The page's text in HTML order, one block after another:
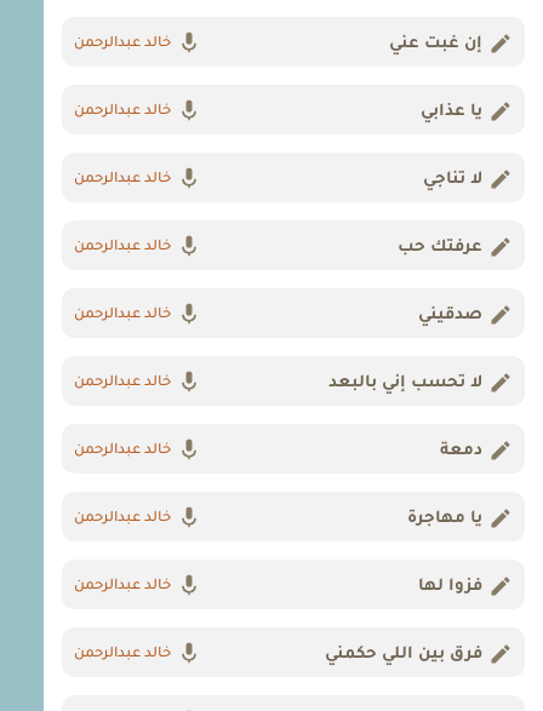
إن غبت عني خالد عبدالرحمن
يا عذابي خالد عبدالرحمن
لا تناجي خالد عبدالرحمن
عرفتك حب خالد عبدالرحمن
صدقيني خالد عبدالرحمن
لا تحسب إني بالبعد خالد عبدالرحمن
دمعة خالد عبدالرحمن
يا مهاجرة خالد عبدالرحمن
فزوا لها خالد عبدالرحمن
فرق بين اللي حكمني خالد عبدالرحمن